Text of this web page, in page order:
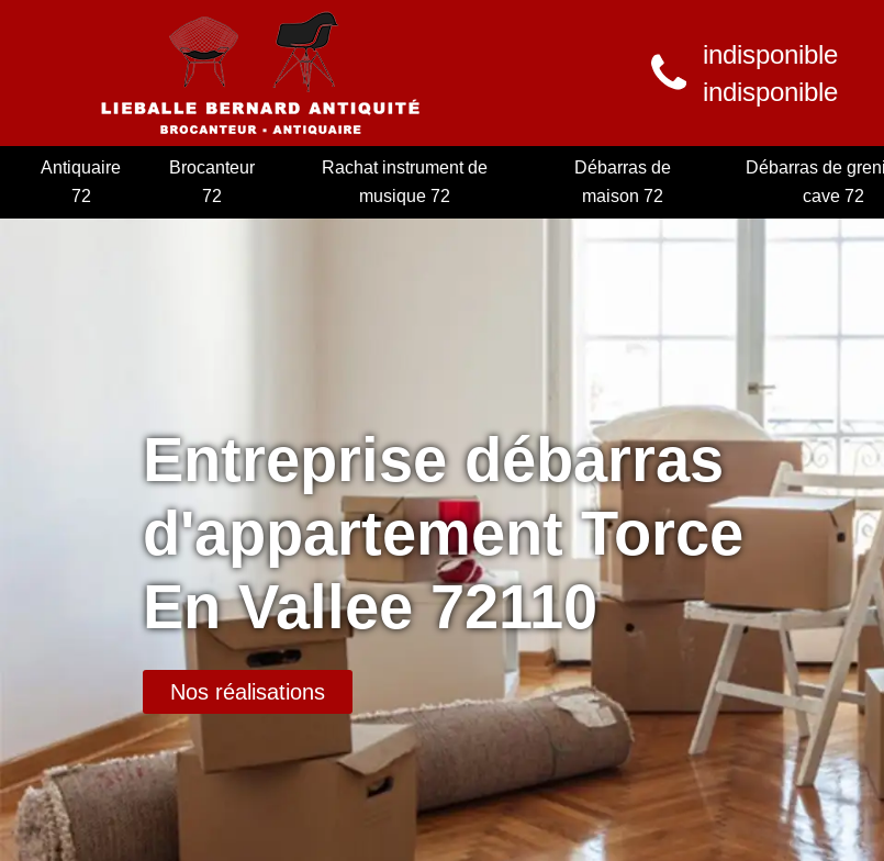
indisponible
indisponible
Antiquaire
72
Brocanteur
72
Rachat instrument de
musique 72
Débarras de
maison 72
Débarras de
cave 72
Entreprise débarras
d'appartement Torce
En Vallee 72110
Nos réalisations